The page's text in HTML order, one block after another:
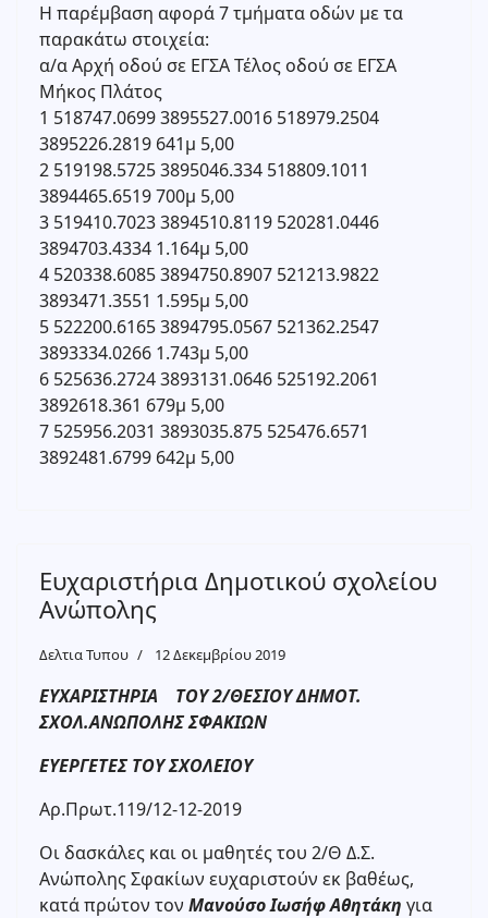
Η παρέμβαση αφορά 7 τμήματα οδών με τα
παρακάτω στοιχεία:
α/α Αρχή οδού σε ΕΓΣΑ Τέλος οδού σε ΕΓΣΑ
Μήκος Πλάτος
1 518747.0699 3895527.0016 518979.2504
3895226.2819 641μ 5,00
2 519198.5725 3895046.334 518809.1011
3894465.6519 700μ 5,00
3 519410.7023 3894510.8119 520281.0446
3894703.4334 1.164μ 5,00
4 520338.6085 3894750.8907 521213.9822
3893471.3551 1.595μ 5,00
5 522200.6165 3894795.0567 521362.2547
3893334.0266 1.743μ 5,00
6 525636.2724 3893131.0646 525192.2061
3892618.361 679μ 5,00
7 525956.2031 3893035.875 525476.6571
3892481.6799 642μ 5,00
Ευχαριστήρια Δημοτικού σχολείου
Ανώπολης
Δελτια Τυπου 12 Δεκεμβρίου 2019
ΕΥΧΑΡΙΣΤΗΡΙΑ ΤΟΥ 2/ΘΕΣΙΟΥ ΔΗΜΟΤ.
ΣΧΟΛ.ΑΝΩΠΟΛΗΣ ΣΦΑΚΙΩΝ
ΕΥΕΡΓΕΤΕΣ ΤΟΥ ΣΧΟΛΕΙΟΥ
Αρ.Πρωτ.119/12-12-2019
Οι δασκάλες και οι μαθητές του 2/Θ Δ.Σ.
Ανώπολης Σφακίων ευχαριστούν εκ βαθέως,
κατά πρώτον τον Μανούσο Ιωσήφ Αθητάκη για